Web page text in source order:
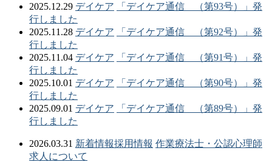
2025.12.29 デイケア
「デイケア通信 （第93号）」発
行しました
2025.11.28 デイケア
「デイケア通信 （第92号）」発
行しました
2025.11.04 デイケア
「デイケア通信 （第91号）」発
行しました
2025.10.01 デイケア
「デイケア通信 （第90号）」発
行しました
2025.09.01 デイケア
「デイケア通信 （第89号）」発
行しました
2026.03.31 新着情報採用情報 作業療法士・公認心理師
求人について